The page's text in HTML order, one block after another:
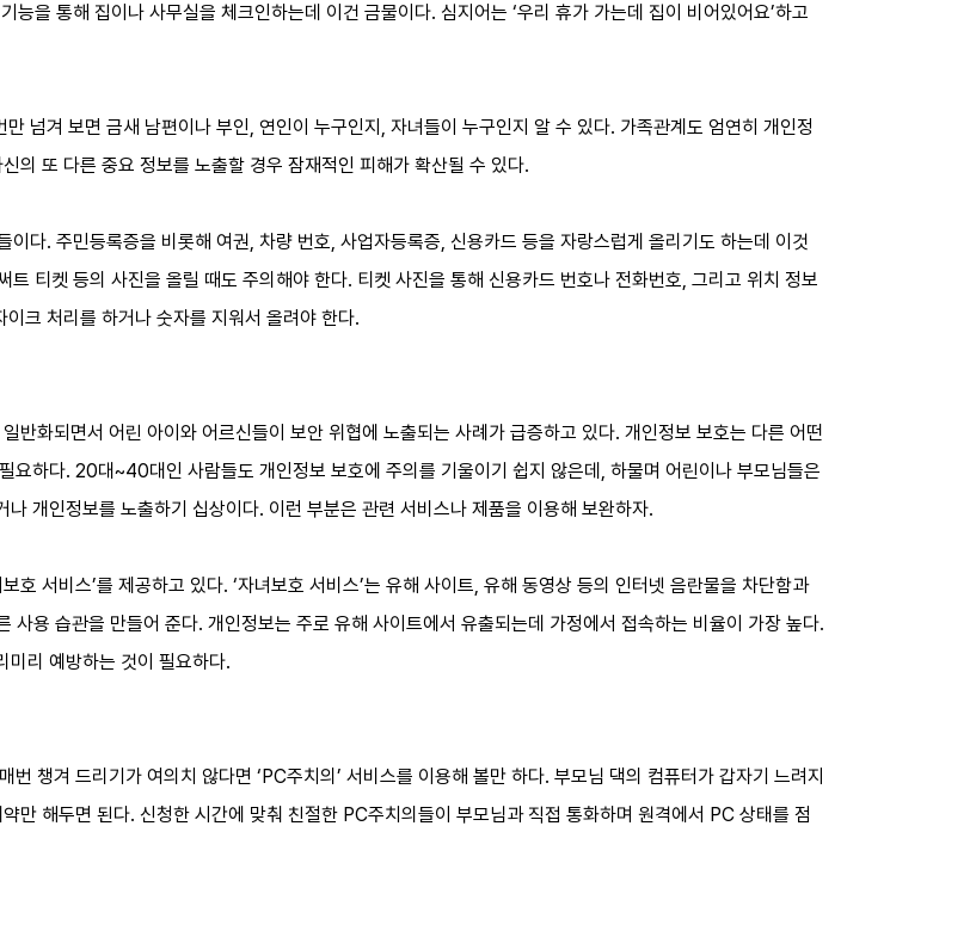
능을 통해 집이나 사무실을 체크인하는데 이건 금물이다. 심지어는 ‘우리 휴가 가는데 집이 비어있어요’하고
넘겨 보면 금새 남편이나 부인, 연인이 누구인지, 자녀들이 누구인지 알 수 있다. 가족관계도 엄연히 개인정
의 또 다른 중요 정보를 노출할 경우 잠재적인 피해가 확산될 수 있다.
이다. 주민등록증을 비롯해 여권, 차량 번호, 사업자등록증, 신용카드 등을 자랑스럽게 올리기도 하는데 이것
티켓 등의 사진을 올릴 때도 주의해야 한다. 티켓 사진을 통해 신용카드 번호나 전화번호, 그리고 위치 정보
크 처리를 하거나 숫자를 지워서 올려야 한다.
반화되면서 어린 아이와 어르신들이 보안 위협에 노출되는 사례가 급증하고 있다. 개인정보 보호는 다른 어떤
요하다. 20대~40대인 사람들도 개인정보 보호에 주의를 기울이기 쉽지 않은데, 하물며 어린이나 부모님들은
개인정보를 노출하기 십상이다. 이런 부분은 관련 서비스나 제품을 이용해 보완하자.
호 서비스’를 제공하고 있다. ‘자녀보호 서비스’는 유해 사이트, 유해 동영상 등의 인터넷 음란물을 차단함과
사용 습관을 만들어 준다. 개인정보는 주로 유해 사이트에서 유출되는데 가정에서 접속하는 비율이 가장 높다.
미리 예방하는 것이 필요하다.
번 챙겨 드리기가 여의치 않다면 ‘PC주치의’ 서비스를 이용해 볼만 하다. 부모님 댁의 컴퓨터가 갑자기 느려지
만 해두면 된다. 신청한 시간에 맞춰 친절한 PC주치의들이 부모님과 직접 통화하며 원격에서 PC 상태를 점